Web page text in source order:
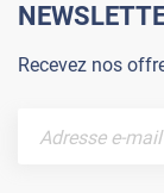
Recevez nos